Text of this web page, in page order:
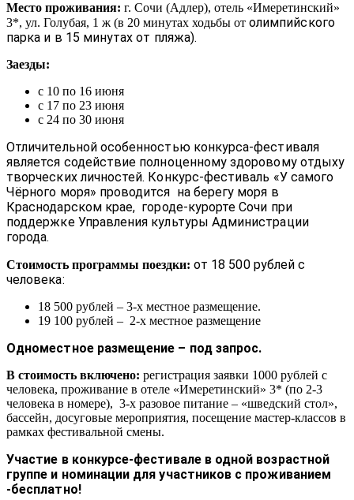
Место проживания: г. Сочи (Адлер), отель «Имеретинский»
3*, ул. Голубая, 1 ж (в 20 минутах ходьбы от олимпийского
парка и в 15 минутах от пляжа).
Заезды:
с 10 по 16 июня
с 17 по 23 июня
с 24 по 30 июня
Отличительной особенностью конкурса-фестиваля
является содействие полноценному здоровому отдыху
творческих личностей. Конкурс-фестиваль «У самого
Чёрного моря» проводится на берегу моря в
Краснодарском крае, городе-курорте Сочи при
поддержке Управления культуры Администрации
города.
Стоимость программы поездки: от 18 500 рублей с
человека:
18 500 рублей – 3-х местное размещение.
19 100 рублей – 2-х местное размещение
Одноместное размещение – под запрос.
В стоимость включено: регистрация заявки 1000 рублей с
человека, проживание в отеле «Имеретинский» 3* (по 2-3
человека в номере), 3-х разовое питание – «шведский стол»,
бассейн, досуговые мероприятия, посещение мастер-классов в
рамках фестивальной смены.
Участие в конкурсе-фестивале в одной возрастной
группе и номинации для участников с проживанием
-бесплатно!